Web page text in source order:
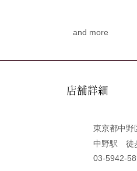
and more
​店舗詳細
東京都中野
中野駅 徒
03-5942-